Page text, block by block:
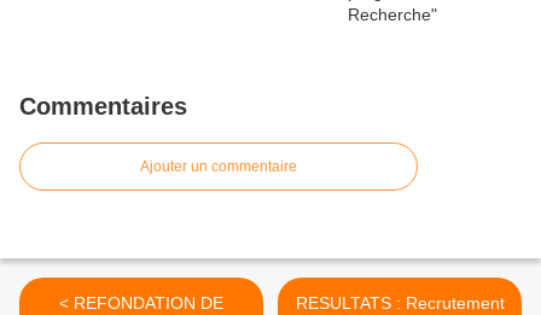
Commentaires
Ajouter un commentaire
< REFONDATION DE
RESULTATS : Recrutement